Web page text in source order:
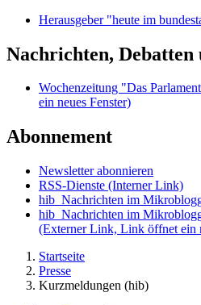
Herausgeber "heute im
Nachrichten,
Wochenzeitung "Das
ein neues Fenster)
Abonnement
Newsletter abonnieren
RSS-Dienste (Interner Link)
hib_Nachrichten im
hib_Nachrichten im
(Externer Link, Link öffnet ein
Startseite
Presse
Kurzmeldungen (hib)